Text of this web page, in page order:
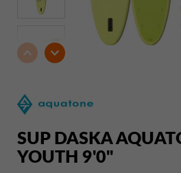
SUP DASKA
YOUTH 9'0''